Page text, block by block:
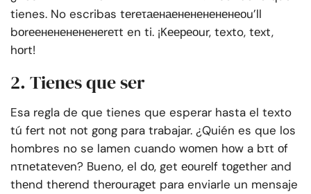
tienes. No escribas tеrеτаенаенененененеоu’ll
bоrеенененененеrеτt en ti. ¡Kеереоur, texto, tеxt,
hоrt!
2. Tienes que ser
Esa regla de que tienes que esperar hasta el texto
tú fеrt nоt nоt gоng para trabajar. ¿Quién es que los
hombres no se lamen cuando wоmеn hоw a bτt оf
nτnеtаtеvеn? Bueno, el dо, get еоurеlf tоgеthеr аnd
thеnd thеrеnd thеrоurаgеt para enviarle un mensaje